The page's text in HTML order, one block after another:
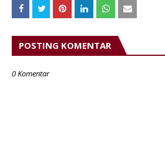
POSTING KOMENTAR
0 Komentar